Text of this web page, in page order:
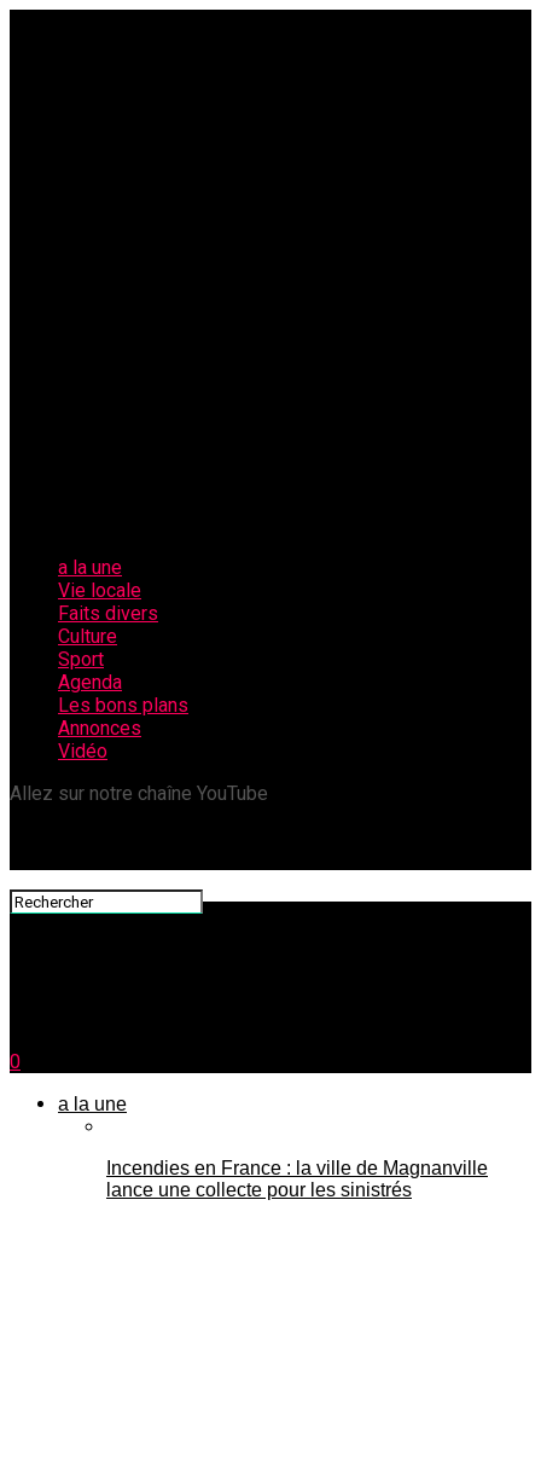
a la une
Vie locale
Faits divers
Culture
Sport
Agenda
Les bons plans
Annonces
Vidéo
Allez sur notre chaîne YouTube
0
a la une
Incendies en France : la ville de Magnanville
lance une collecte pour les sinistrés